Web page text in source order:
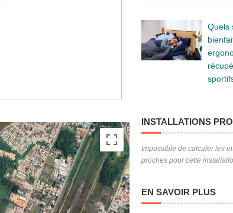
Quels
INSTALLATIONS
Impossible de calculer les
proches pour cette
EN SAVOIR PLUS